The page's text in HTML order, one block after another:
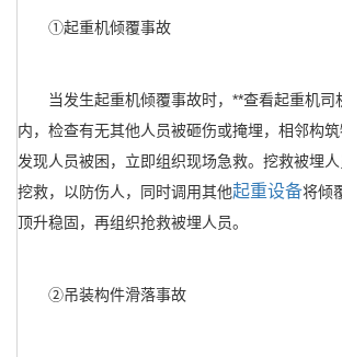
①起重机倾覆事故
当发生起重机倾覆事故时，**查看起重机司
内，检查有无其他人员被砸伤或掩埋，相邻构筑
发现人员被困，立即组织现场急救。挖救被埋
挖救，以防伤人，同时调用其他起重设备将倾
顶升稳固，再组织抢救被埋人员。
②吊装构件滑落事故